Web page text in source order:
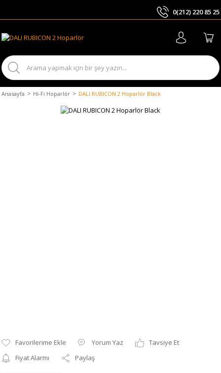
0(212) 220 85 25
Anasayfa Hi-Fi Hoparlör DALI RUBICON 2 Hoparlör Black
Yorum Yaz
Tavsiye Et
Fiyat Alarmı
Paylaş